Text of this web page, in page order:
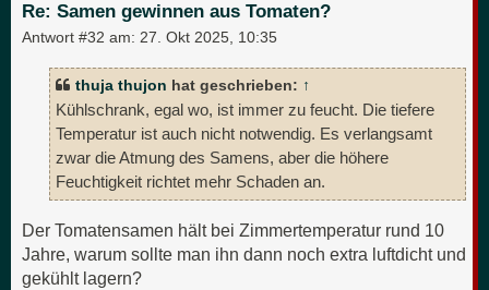
Re: Samen gewinnen aus Tomaten?
Antwort #32 am: 27. Okt 2025, 10:35
thuja thujon hat geschrieben: ↑
Kühlschrank, egal wo, ist immer zu feucht. Die tiefere
Temperatur ist auch nicht notwendig. Es verlangsamt
zwar die Atmung des Samens, aber die höhere
Feuchtigkeit richtet mehr Schaden an.
Der Tomatensamen hält bei Zimmertemperatur rund 10
Jahre, warum sollte man ihn dann noch extra luftdicht und
gekühlt lagern?